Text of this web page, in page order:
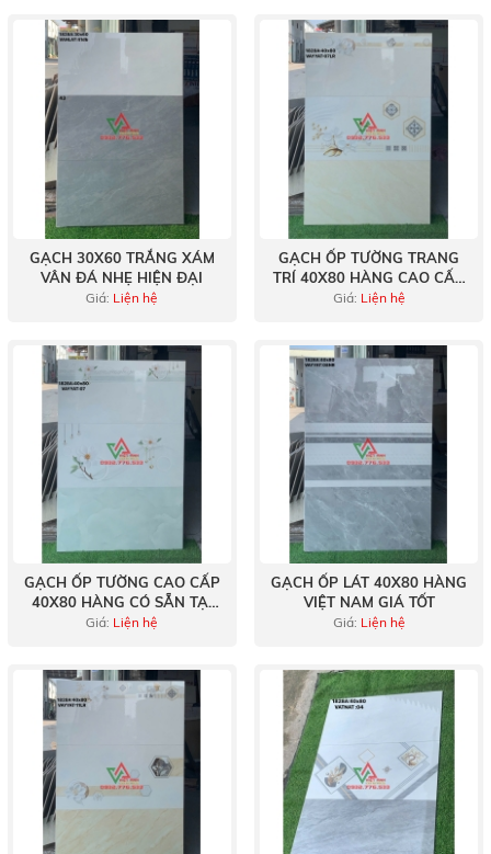
GẠCH 30X60 TRẮNG XÁM
VÂN ĐÁ NHẸ HIỆN ĐẠI
Giá: Liện hệ
GẠCH ỐP TƯỜNG TRANG
TRÍ 40X80 HÀNG CAO CẤP
TẠI BÌNH TÂN GIÁ ƯU ĐÃI
Giá: Liện hệ
GẠCH ỐP TƯỜNG CAO CẤP
40X80 HÀNG CÓ SẴN TẠI
KHO
Giá: Liện hệ
GẠCH ỐP LÁT 40X80 HÀNG
VIỆT NAM GIÁ TỐT
Giá: Liện hệ